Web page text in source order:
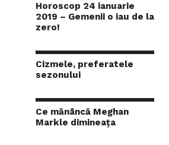
Horoscop 24 ianuarie
2019 – Gemenii o iau de la
zero!
Cizmele, preferatele
sezonului
Ce mănâncă Meghan
Markle dimineața